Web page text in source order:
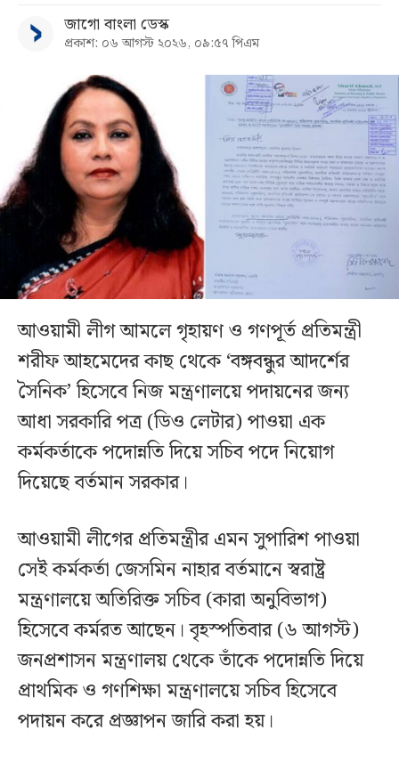
জাগো বাংলা ডেস্ক
প্রকাশ: ০৬ আগস্ট ২০২৬, ০৯:৫৭ পিএম
আওয়ামী লীগ আমলে গৃহায়ণ ও গণপূর্ত প্রতিমন্ত্রী
শরীফ আহমেদের কাছ থেকে ‘বঙ্গবন্ধুর আদর্শের
সৈনিক’ হিসেবে নিজ মন্ত্রণালয়ে পদায়নের জন্য
আধা সরকারি পত্র (ডিও লেটার) পাওয়া এক
কর্মকর্তাকে পদোন্নতি দিয়ে সচিব পদে নিয়োগ
দিয়েছে বর্তমান সরকার।
আওয়ামী লীগের প্রতিমন্ত্রীর এমন সুপারিশ পাওয়া
সেই কর্মকর্তা জেসমিন নাহার বর্তমানে স্বরাষ্ট্র
মন্ত্রণালয়ে অতিরিক্ত সচিব (কারা অনুবিভাগ)
হিসেবে কর্মরত আছেন। বৃহস্পতিবার (৬ আগস্ট)
জনপ্রশাসন মন্ত্রণালয় থেকে তাঁকে পদোন্নতি দিয়ে
প্রাথমিক ও গণশিক্ষা মন্ত্রণালয়ে সচিব হিসেবে
পদায়ন করে প্রজ্ঞাপন জারি করা হয়।